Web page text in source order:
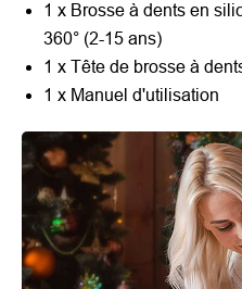
1 x Brosse à dents en
360° (2-15 ans)
1 x Tête de brosse à
1 x Manuel d'utilisation